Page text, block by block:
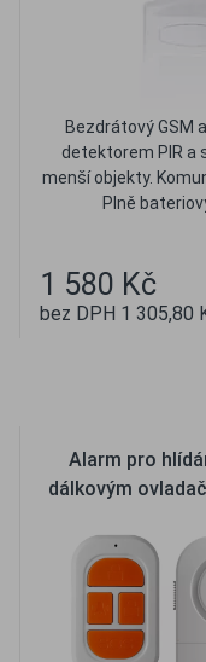
Bezdrátový GSM
detektorem PIR a
menší objekty.
Plně
1 580 Kč
bez DPH 1 305,80
Alarm pro
dálkovým